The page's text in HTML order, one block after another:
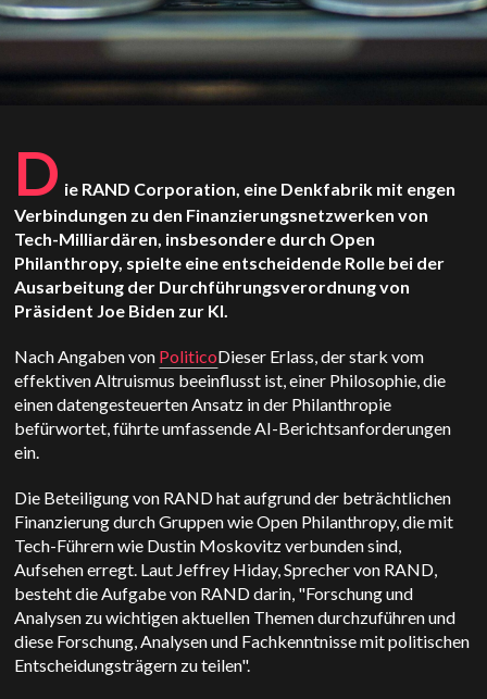
D ie RAND Corporation, eine Denkfabrik mit engen
Verbindungen zu den Finanzierungsnetzwerken von
Tech-Milliardären, insbesondere durch Open
Philanthropy, spielte eine entscheidende Rolle bei der
Ausarbeitung der Durchführungsverordnung von
Präsident Joe Biden zur KI.
Nach Angaben von PoliticoDieser Erlass, der stark vom
effektiven Altruismus beeinflusst ist, einer Philosophie, die
einen datengesteuerten Ansatz in der Philanthropie
befürwortet, führte umfassende AI-Berichtsanforderungen
ein.
Die Beteiligung von RAND hat aufgrund der beträchtlichen
Finanzierung durch Gruppen wie Open Philanthropy, die mit
Tech-Führern wie Dustin Moskovitz verbunden sind,
Aufsehen erregt. Laut Jeffrey Hiday, Sprecher von RAND,
besteht die Aufgabe von RAND darin, "Forschung und
Analysen zu wichtigen aktuellen Themen durchzuführen und
diese Forschung, Analysen und Fachkenntnisse mit politischen
Entscheidungsträgern zu teilen".